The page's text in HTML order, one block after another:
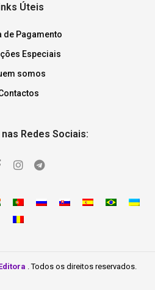
Úteis
de Pagamento
Especiais
somos
Redes Sociais:
. Todos os direitos reservados.